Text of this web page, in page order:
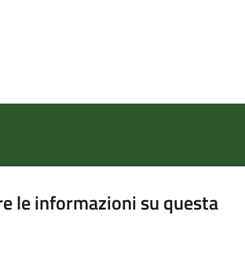
le informazioni su questa